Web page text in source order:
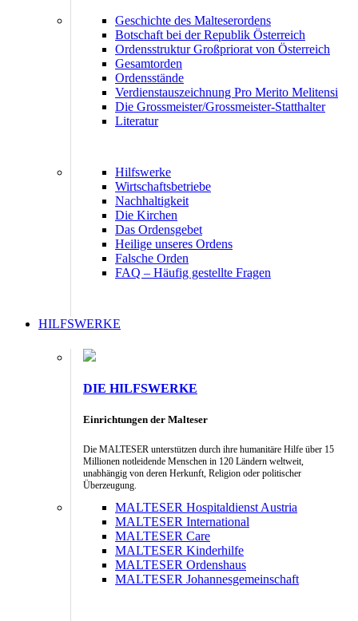
Geschichte des Malteserordens
Botschaft bei der Republik Österreich
Ordensstruktur Großpriorat von Österreich
Gesamtorden
Ordensstände
Verdienstauszeichnung Pro Merito Melitensi
Die Grossmeister/Grossmeister-Statthalter
Literatur
Hilfswerke
Wirtschaftsbetriebe
Nachhaltigkeit
Die Kirchen
Das Ordensgebet
Heilige unseres Ordens
Falsche Orden
FAQ – Häufig gestellte Fragen
HILFSWERKE
DIE HILFSWERKE
Einrichtungen der Malteser
Die MALTESER unterstützen durch ihre humanitäre Hilfe über 15
Millionen notleidende Menschen in 120 Ländern weltweit,
unabhängig von deren Herkunft, Religion oder politischer
Überzeugung.
MALTESER Hospitaldienst Austria
MALTESER International
MALTESER Care
MALTESER Kinderhilfe
MALTESER Ordenshaus
MALTESER Johannesgemeinschaft